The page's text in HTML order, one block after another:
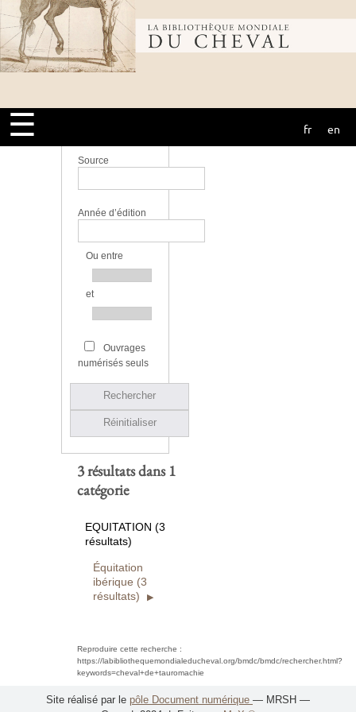
Bibliothèque
mondiale du
cheval
☰ fr en
Lieu
Langue
Bibliothèque
Source
Année d’édition
Ou entre
et
Ouvrages
numérisés seuls
Rechercher
Réinitialiser
3 résultats dans 1
catégorie
EQUITATION (3
résultats)
Équitation
ibérique (3
résultats)
Reproduire cette recherche :
https://labibliothequemondialeducheval.org/bmdc/bmdc/rechercher.html?
keywords=cheval+de+tauromachie
Site réalisé par le pôle Document numérique — MRSH —